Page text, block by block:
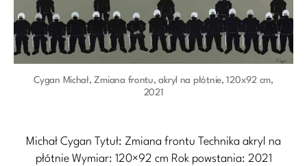
Cygan Michał, Zmiana frontu, akryl na płótnie, 120x92 cm,
2021
Michał Cygan Tytuł: Zmiana frontu Technika akryl na
płótnie Wymiar: 120×92 cm Rok powstania: 2021